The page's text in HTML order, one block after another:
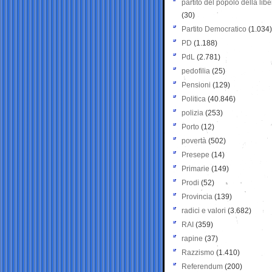
partito del popolo della
(30)
Partito Democratico (1.034)
PD (1.188)
PdL (2.781)
pedofilia (25)
Pensioni (129)
Politica (40.846)
polizia (253)
Porto (12)
povertà (502)
Presepe (14)
Primarie (149)
Prodi (52)
Provincia (139)
radici e valori (3.682)
RAI (359)
rapine (37)
Razzismo (1.410)
Referendum (200)